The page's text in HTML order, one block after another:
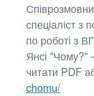
спеціаліст з
по роботі з
Янсі "Чому?"
читати PDF
chomu/